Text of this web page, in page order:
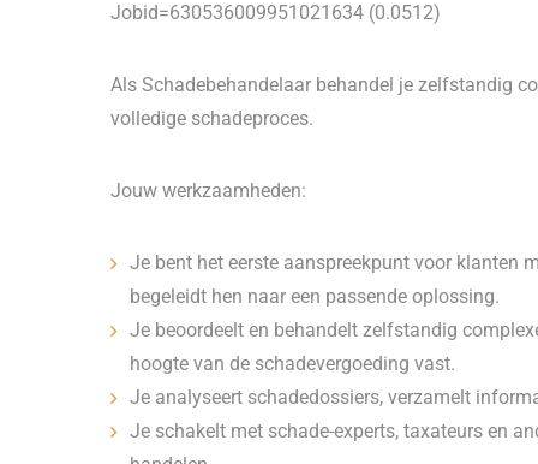
Jobid=630536009951021634 (0.0512)
Als Schadebehandelaar behandel je zelfstandig
volledige schadeproces.
Jouw werkzaamheden:
Je bent het eerste aanspreekpunt voor klanten
begeleidt hen naar een passende oplossing.
Je beoordeelt en behandelt zelfstandig
hoogte van de schadevergoeding vast.
Je analyseert schadedossiers, verzamelt
Je schakelt met schade-experts, taxateurs en